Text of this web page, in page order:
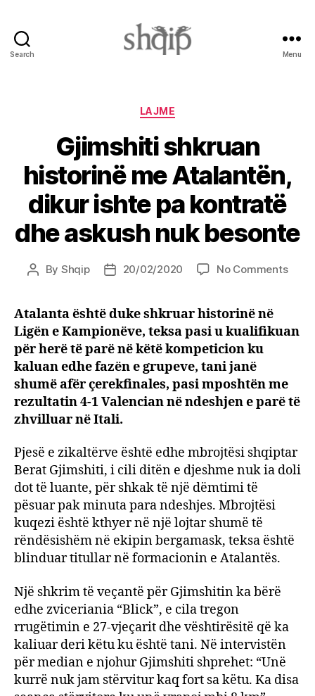
Search Menu
Categories
LAJME
Gjimshiti shkruan
historinë me Atalantën,
dikur ishte pa kontratë
dhe askush nuk besonte
Post
By Shqip
Post20/02/2020 No Commentson
me
pa
nuk
Atalanta është duke shkruar historinë në
Ligën e Kampionëve, teksa pasi u kualifikuan
për herë të parë në këtë kompeticion ku
kaluan edhe fazën e grupeve, tani janë
shumë afër çerekfinales, pasi mposhtën me
rezultatin 4-1 Valencian në ndeshjen e parë të
zhvilluar në Itali.
Pjesë e zikaltërve është edhe mbrojtësi shqiptar
Berat Gjimshiti, i cili ditën e djeshme nuk ia doli
dot të luante, për shkak të një dëmtimi të
pësuar pak minuta para ndeshjes. Mbrojtësi
kuqezi është kthyer në një lojtar shumë të
rëndësishëm në ekipin bergamask, teksa është
blinduar titullar në formacionin e Atalantës.
Një shkrim të veçantë për Gjimshitin ka bërë
edhe zviceriania “Blick”, e cila tregon
rrugëtimin e 27-vjeçarit dhe vështirësitë që ka
kaliuar deri këtu ku është tani. Në intervistën
për median e njohur Gjimshiti shprehet: “Unë
kurrë nuk jam stërvitur kaq fort sa këtu. Ka disa